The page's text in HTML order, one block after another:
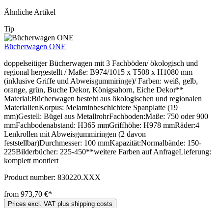
Ähnliche Artikel
Tip
Bücherwagen ONE
doppelseitiger Bücherwagen mit 3 Fachböden/ ökologisch und
regional hergestellt / Maße: B974/1015 x T508 x H1080 mm
(inklusive Griffe und Abweisgummiringe)/ Farben: weiß, gelb,
orange, grün, Buche Dekor, Königsahorn, Eiche Dekor**
Material:Bücherwagen besteht aus ökologischen und regionalen
MaterialienKorpus: Melaminbeschichtete Spanplatte (19
mm)Gestell: Bügel aus MetallrohrFachboden:Maße: 750 oder 900
mmFachbodenabstand: H365 mmGriffhöhe: H978 mmRäder:4
Lenkrollen mit Abweisgummiringen (2 davon
feststellbar)Durchmesser: 100 mmKapazität:Normalbände: 150-
225Bilderbücher: 225-450**weitere Farben auf AnfrageLieferung:
komplett montiert
Product number: 830220.XXX
from 973,70 €*
Prices excl. VAT plus shipping costs